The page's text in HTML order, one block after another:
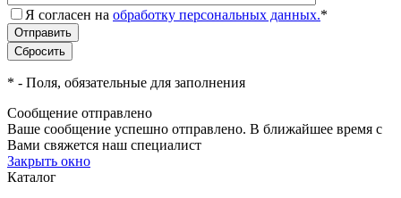
Я согласен на обработку персональных данных.*
* - Поля, обязательные для заполнения
Сообщение отправлено
Ваше сообщение успешно отправлено. В ближайшее время с
Вами свяжется наш специалист
Закрыть окно
Каталог